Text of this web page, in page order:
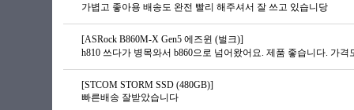
가볍고 좋아용 배송도 완전 빨리 해주셔서 잘 쓰고 있습니당
[ASRock B860M-X Gen5 에즈윈 (벌크)]
h810 쓰다가 병목와서 b860으로 넘어왔어요. 제품 좋습니다. 가격
[STCOM STORM SSD (480GB)]
빠른배송 잘받았습니다